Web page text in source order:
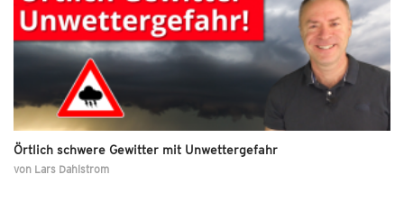
Örtlich schwere Gewitter mit Unwettergefahr
von Lars Dahlstrom